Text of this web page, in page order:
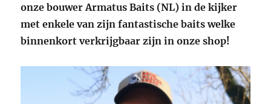
onze bouwer Armatus Baits (NL) in de kijker
met enkele van zijn fantastische baits welke
binnenkort verkrijgbaar zijn in onze shop!